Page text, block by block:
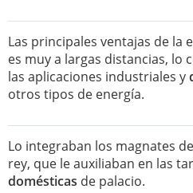
Las principales ventajas de la
es muy a largas distancias, lo
las aplicaciones industriales y
otros tipos de energía.
Lo integraban los magnates
rey, que le auxiliaban en las
domésticas de palacio.